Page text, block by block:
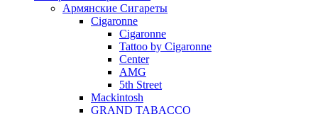
Армянские Сигареты
Cigaronne
Cigaronne
Tattoo by Cigaronne
Center
AMG
5th Street
Mackintosh
GRAND TABACCO